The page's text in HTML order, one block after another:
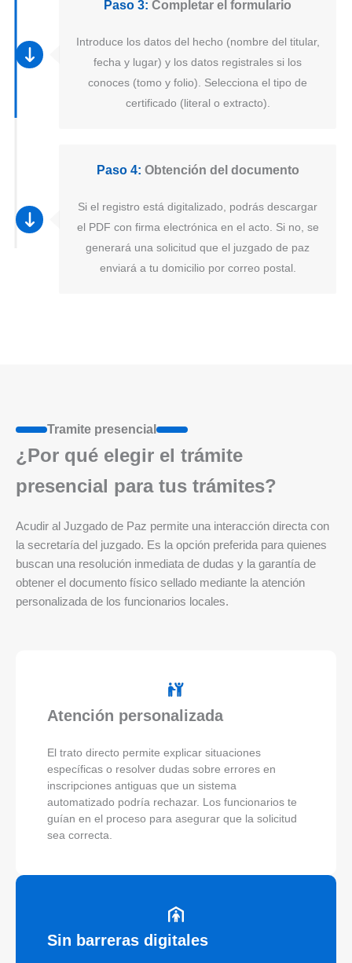
Paso 3: Completar el formulario
Introduce los datos del hecho (nombre del titular,
fecha y lugar) y los datos registrales si los
conoces (tomo y folio). Selecciona el tipo de
certificado (literal o extracto).
Paso 4: Obtención del documento
Si el registro está digitalizado, podrás descargar
el PDF con firma electrónica en el acto. Si no, se
generará una solicitud que el juzgado de paz
enviará a tu domicilio por correo postal.
Tramite presencial
¿Por qué elegir el trámite
presencial para tus trámites?
Acudir al Juzgado de Paz permite una interacción directa con
la secretaría del juzgado. Es la opción preferida para quienes
buscan una resolución inmediata de dudas y la garantía de
obtener el documento físico sellado mediante la atención
personalizada de los funcionarios locales.
Atención personalizada
El trato directo permite explicar situaciones
específicas o resolver dudas sobre errores en
inscripciones antiguas que un sistema
automatizado podría rechazar. Los funcionarios te
guían en el proceso para asegurar que la solicitud
sea correcta.
Sin barreras digitales